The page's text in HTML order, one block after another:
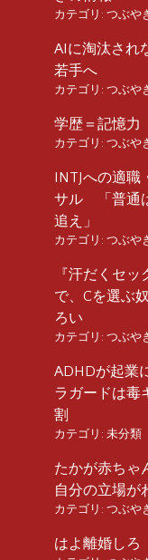
カテゴリ: つぶや
AIに淘汰され
若手へ
カテゴリ: つぶや
学歴＝記憶力
カテゴリ: つぶや
INTJへの適職
サル 「普通
追え」
カテゴリ: つぶや
『汗だくセ
で、Cを選ぶ
ろい
カテゴリ: つぶや
ADHDが起業
ラガードは毒
割
カテゴリ: 未分類
たかが赤ちゃ
自分の立場が
カテゴリ: つぶや
はよ離婚しろ